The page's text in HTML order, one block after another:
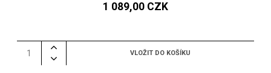
1 089,00 CZK